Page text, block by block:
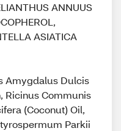
ANNUUS
ASIATICA
Amygdalus Dulcis
Ricinus Communis
(Coconut) Oil,
Parkii